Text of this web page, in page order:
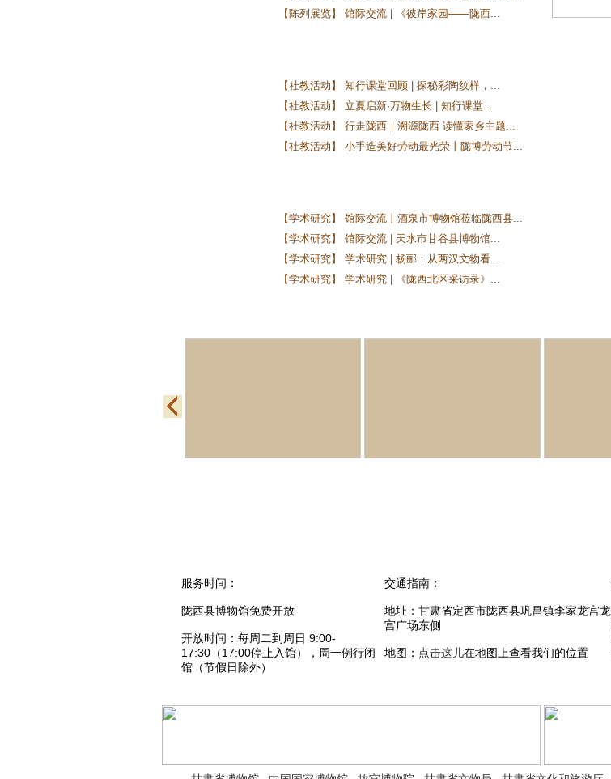
【陈列展览】 馆际交流 | 《彼岸家园——陇西...
【社教活动】 知行课堂回顾 | 探秘彩陶纹样，...
【社教活动】 立夏启新·万物生长 | 知行课堂...
【社教活动】 行走陇西｜溯源陇西 读懂家乡主题...
【社教活动】 小手造美好劳动最光荣丨陇博劳动节...
【学术研究】 馆际交流丨酒泉市博物馆莅临陇西县...
【学术研究】 馆际交流 | 天水市甘谷县博物馆...
【学术研究】 学术研究 | 杨郦：从两汉文物看...
【学术研究】 学术研究 | 《陇西北区采访录》...
服务时间：
陇西县博物馆免费开放
开放时间：每周二到周日 9:00-
17:30（17:00停止入馆），周一例行闭
馆（节假日除外）
交通指南：
地址：甘肃省定西市陇西县巩昌镇李家龙宫龙
宫广场东侧
地图： 点击这儿在地图上查看我们的位置